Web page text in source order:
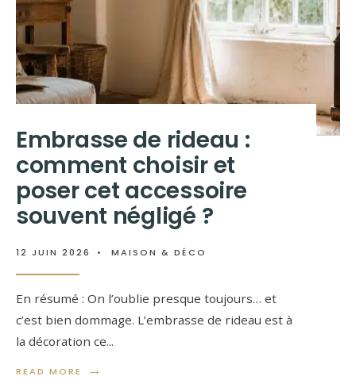
Embrasse de rideau :
comment choisir et
poser cet accessoire
souvent négligé ?
12 JUIN 2026 • MAISON & DÉCO
En résumé : On l’oublie presque toujours… et
c’est bien dommage. L’embrasse de rideau est à
la décoration ce...
READ MORE →